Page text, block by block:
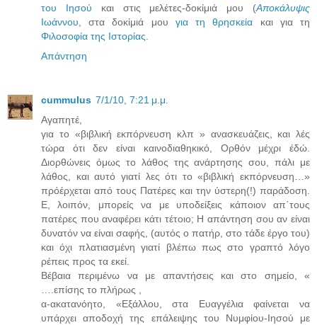
του Ιησού και στις μελέτες-δοκίμιά μου (Αποκάλυψις
Ιωάννου , στα δοκίμιά μου για τη θρησκεία και για τη
Φιλοσοφία της Ιστορίας
Απάντηση
cummulus 7/1/10, 7:21 μ.μ.
Αγαπητέ,
για το «βιβλική εκπόρνευση κλπ » ανασκευάζεις, και λές
τώρα ότι δεν είναι καινοδιαθηκικό, Ορθόν μέχρι έδώ.
Διορθώνεις όμως το λάθος της ανάρτησης σου, πάλι με
λάθος, και αυτό γιατί λες ότι το «βιβλική εκπόρνευση…»
πρόέρχεται από τους Πατέρες και την ύστερη(!) παράδοση.
Ε, λοιπόν, μπορείς να με υποδείξεις κάποιον απ΄τους
πατέρες που αναφέρει κάτι τέτοιο; Η απάντηση σου αν είναι
δυνατόν να είναι σαφής, (αυτός ο πατήρ, στο τάδε έργο του)
και όχι πλατιασμένη γιατί βλέπω πως στο γραπτό λόγο
ρέπεις προς τα εκεί.
Βέβαια περιμένω να με απαντήσεις και στο σημείο, «
….επίσης το πλήρως ,
α-ακατανόητο, «Εξάλλου, στα Ευαγγέλια φαίνεται να
υπάρχει αποδοχή της επάλειψης του Νυμφίου-Ιησού με